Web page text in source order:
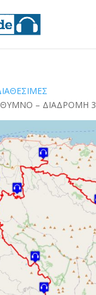
– ΔΙΑΔΡΟΜΗ 3